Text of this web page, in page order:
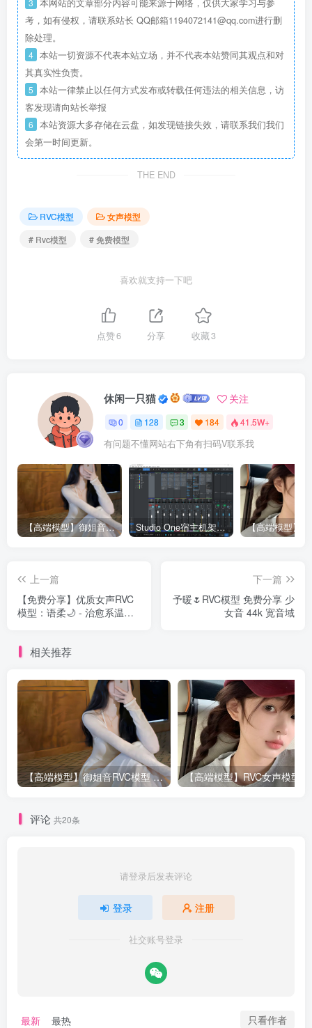
本网站的文章部分内容可能来源于网络，仅供大家学习与参
考，如有侵权，请联系站长 QQ邮箱1194072141@qq.com进行删
除处理。
4 本站一切资源不代表本站立场，并不代表本站赞同其观点和对
其真实性负责。
5 本站一律禁止以任何方式发布或转载任何违法的相关信息，访
客发现请向站长举报
6 本站资源大多存储在云盘，如发现链接失效，请联系我们我们
会第一时间更新。
THE END
RVC模型
女声模型
# Rvc模型
# 免费模型
喜欢就支持一下吧
点赞6 分享 收藏3
休闲一只猫 关注
0 128 3 184 41.5W+
有问题不懂网站右下角有扫码V联系我
【高端模型】御姐音RVC模型 多个精品模型合并 支持唱歌 Studio One宿主机架精调效果-已设置RVC接入接口（包含插件包）
上一篇
【免费分享】优质女声RVC
模型：语柔🌙 - 治愈系温柔
下一篇
予暖🌷RVC模型 免费分享 少
女音 44k 宽音域
相关推荐
【高端模型】御姐音RVC模型 多个精品模型合并 支持唱歌
评论 共20条
请登录后发表评论
登录 注册
社交账号登录
最新 最热 只看作者